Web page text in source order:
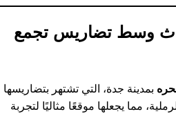
وسط تضاريس تجمع
بمدينة جدة، التي تشتهر بتضاريسها
مما يجعلها موقعًا مثاليًا لتجربة